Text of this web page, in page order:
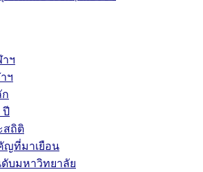
ฯ
ฯ
ปี
สถิติ
ญที่มาเยือน
บมหาวิทยาลัย